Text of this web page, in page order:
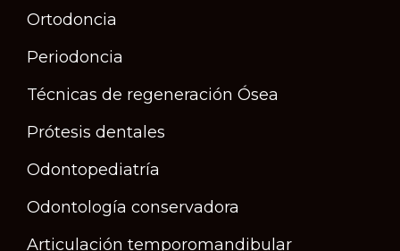
Ortodoncia
Periodoncia
Técnicas de regeneración Ósea
Prótesis dentales
Odontopediatría
Odontología conservadora
Articulación temporomandibular